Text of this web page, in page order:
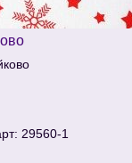
29560-1